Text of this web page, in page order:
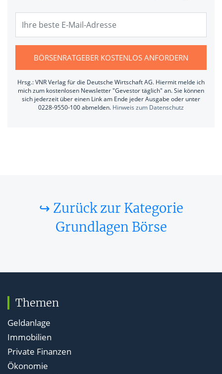
BÖRSENRATGEBER KOSTENLOS ANFORDERN
Hrsg.: VNR Verlag für die Deutsche Wirtschaft AG. Hiermit melde ich
mich zum kostenlosen Newsletter "Gevestor täglich" an. Sie können
sich jederzeit über einen Link am Ende jeder Ausgabe oder unter
0228-9550-100 abmelden. Hinweis zum Datenschutz
↪ Zurück zur Kategorie
Grundlagen Börse
Themen
Geldanlage
Immobilien
Private Finanzen
Ökonomie